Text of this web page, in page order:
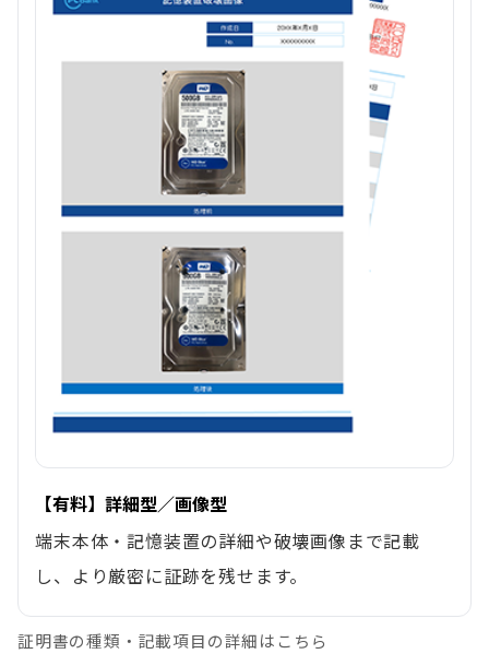
【有料】詳細型／画像型
端末本体・記憶装置の詳細や破壊画像まで記載
し、より厳密に証跡を残せます。
証明書の種類・記載項目の詳細はこちら